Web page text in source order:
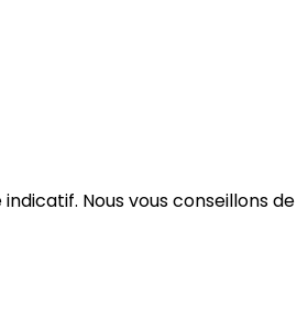
Nous vous conseillons de